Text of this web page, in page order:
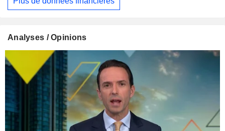
Analyses / Opinions